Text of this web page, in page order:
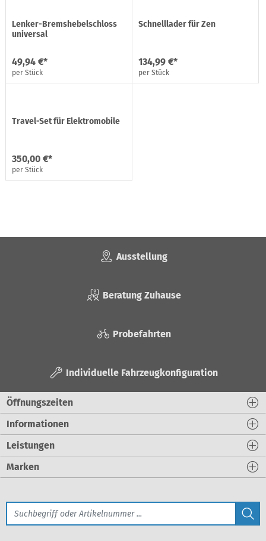
Lenker-Bremshebelschloss
universal
49,94 €*
per Stück
Schnelllader für Zen
134,99 €*
per Stück
Travel-Set für Elektromobile
350,00 €*
per Stück
Ausstellung
Beratung Zuhause
Probefahrten
Individuelle Fahrzeugkonfiguration
Öffnungszeiten
Informationen
Leistungen
Marken